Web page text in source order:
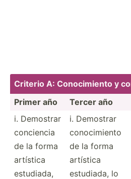
Criterio A: Conoci­miento y
Primer año
Tercer año
i. Demostrar
conciencia
de la forma
artística
estudiada,
i. Demostrar
conoci­miento
de la forma
artística
estudiada, lo